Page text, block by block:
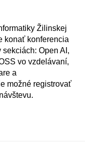
Žilinskej
konať konferencia
Open AI,
vo vzdelávaní,
a
možné registrovať